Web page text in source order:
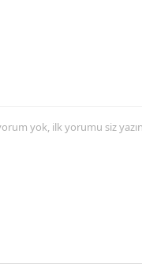
yok, ilk yorumu siz